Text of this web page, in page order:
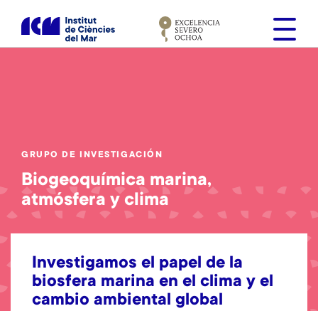
i
c
t
t
GRUPO DE INVESTIGACIÓN
Biogeoquímica marina,
atmósfera y clima
Investigamos el papel de la
biosfera marina en el clima y el
cambio ambiental global